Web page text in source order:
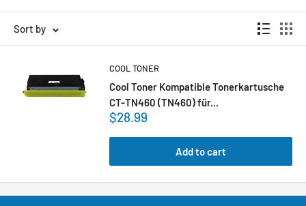
Sort by
COOL TONER
Cool Toner Kompatible Tonerkartusche
CT-TN460 (TN460) für...
$28.99
Add to cart